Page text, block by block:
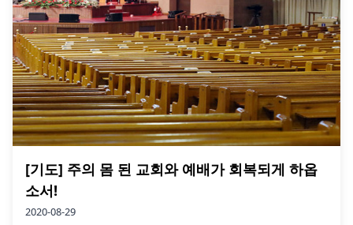
[기도] 주의 몸 된 교회와 예배가 회복되게 하옵
소서!
2020-08-29